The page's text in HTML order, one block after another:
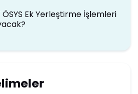
ÖSYS Ek Yerleştirme İşlemleri